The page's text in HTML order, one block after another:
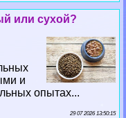
или сухой?
и
опытах...
29 07 2026 13:50:15